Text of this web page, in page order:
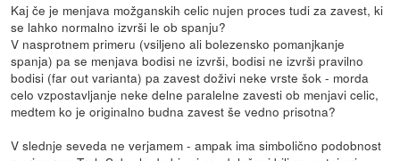
Kaj če je menjava možganskih celic nujen proces tudi za zavest, ki
se lahko normalno izvrši le ob spanju?
V nasprotnem primeru (vsiljeno ali bolezensko pomanjkanje
spanja) pa se menjava bodisi ne izvrši, bodisi ne izvrši pravilno
bodisi (far out varianta) pa zavest doživi neke vrste šok - morda
celo vzpostavljanje neke delne paralelne zavesti ob menjavi celic,
medtem ko je originalno budna zavest še vedno prisotna?
V slednje seveda ne verjamem - ampak ima simbolično podobnost